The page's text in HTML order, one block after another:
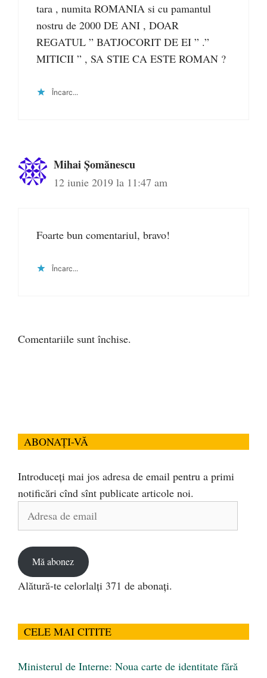
tara , numita ROMANIA si cu pamantul
nostru de 2000 DE ANI , DOAR
REGATUL ” BATJOCORIT DE EI ” .”
MITICII ” , SA STIE CA ESTE ROMAN ?
Încarc...
Mihai Șomănescu
12 iunie 2019 la 11:47 am
Foarte bun comentariul, bravo!
Încarc...
Comentariile sunt închise.
ABONAȚI-VĂ
Introduceți mai jos adresa de email pentru a primi
notificări cînd sînt publicate articole noi.
Mă abonez
Alătură-te celorlalți 371 de abonați.
CELE MAI CITITE
Ministerul de Interne: Noua carte de identitate fără